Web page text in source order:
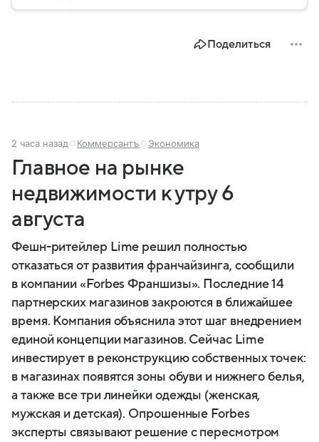
Поделиться
2 часа назад Коммерсантъ Экономика
Главное на рынке
недвижимости к утру 6
августа
Фешн-ритейлер Lime решил полностью
отказаться от развития франчайзинга, сообщили
в компании «Forbes Франшизы». Последние 14
партнерских магазинов закроются в ближайшее
время. Компания объяснила этот шаг внедрением
единой концепции магазинов. Сейчас Lime
инвестирует в реконструкцию собственных точек:
в магазинах появятся зоны обуви и нижнего белья,
а также все три линейки одежды (женская,
мужская и детская). Опрошенные Forbes
эксперты связывают решение с пересмотром